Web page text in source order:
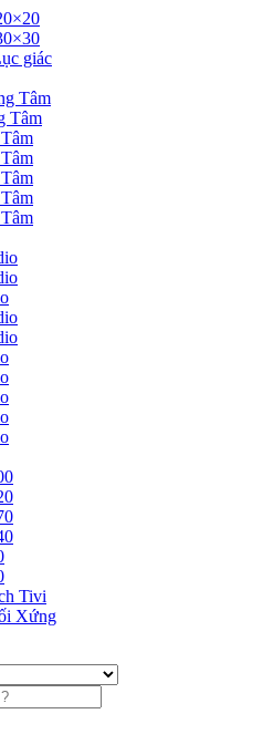
giác
Tâm
Tâm
Tivi
Xứng